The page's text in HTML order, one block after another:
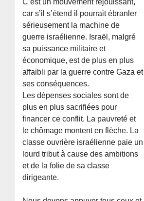
car s’il s’étend il pourrait ébranler
sérieusement la machine de
guerre israélienne. Israël, malgré
sa puissance militaire et
économique, est de plus en plus
affaibli par la guerre contre Gaza et
ses conséquences.
Les dépenses sociales sont de
plus en plus sacrifiées pour
financer ce conflit. La pauvreté et
le chômage montent en flèche. La
classe ouvrière israélienne paie un
lourd tribut à cause des ambitions
et de la folie de sa classe
dirigeante.